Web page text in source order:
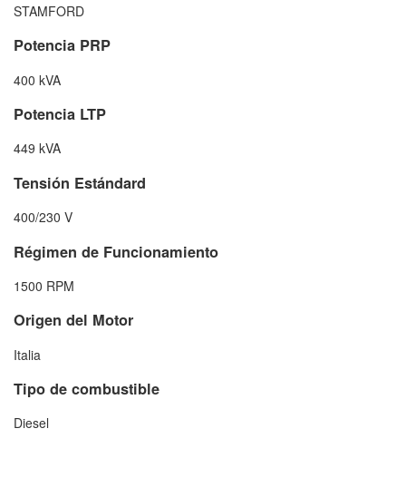
STAMFORD
Potencia PRP
400 kVA
Potencia LTP
449 kVA
Tensión Estándard
400/230 V
Régimen de Funcionamiento
1500 RPM
Origen del Motor
Italia
Tipo de combustible
Diesel